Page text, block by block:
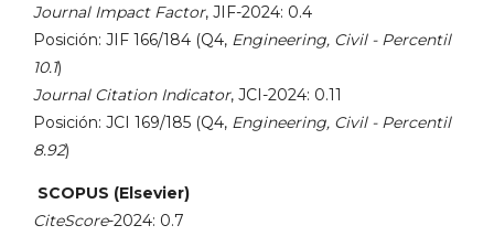
Journal Impact Factor, JIF-2024: 0.4
Posición: JIF 166/184 (Q4, Engineering, Civil - Percentil
10.1)
Journal Citation Indicator, JCI-2024: 0.11
Posición: JCI 169/185 (Q4, Engineering, Civil - Percentil
8.92)
SCOPUS (Elsevier)
CiteScore-2024: 0.7